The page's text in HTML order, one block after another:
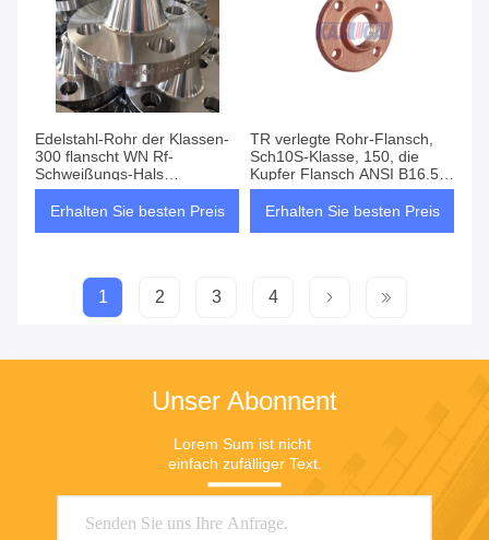
Edelstahl-Rohr der Klassen-
300 flanscht WN Rf-
Schweißungs-Hals
angehobenes Gesicht
Erhalten Sie besten Preis
TR verlegte Rohr-Flansch,
Sch10S-Klasse, 150, die
Kupfer Flansch ANSI B16.5
vernickelt
Erhalten Sie besten Preis
1 2 3 4
Unser Abonnent
Lorem Sum ist nicht
einfach zufälliger Text.